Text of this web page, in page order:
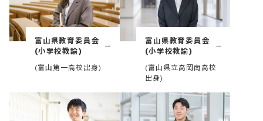
富山県教育委員会
(小学校教諭)
(富山第一高校出身)
富山県教育委員会
(小学校教諭)
(富山県立高岡南高校
出身)